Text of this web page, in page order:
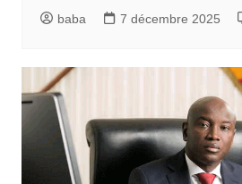
baba 7 décembre 2025